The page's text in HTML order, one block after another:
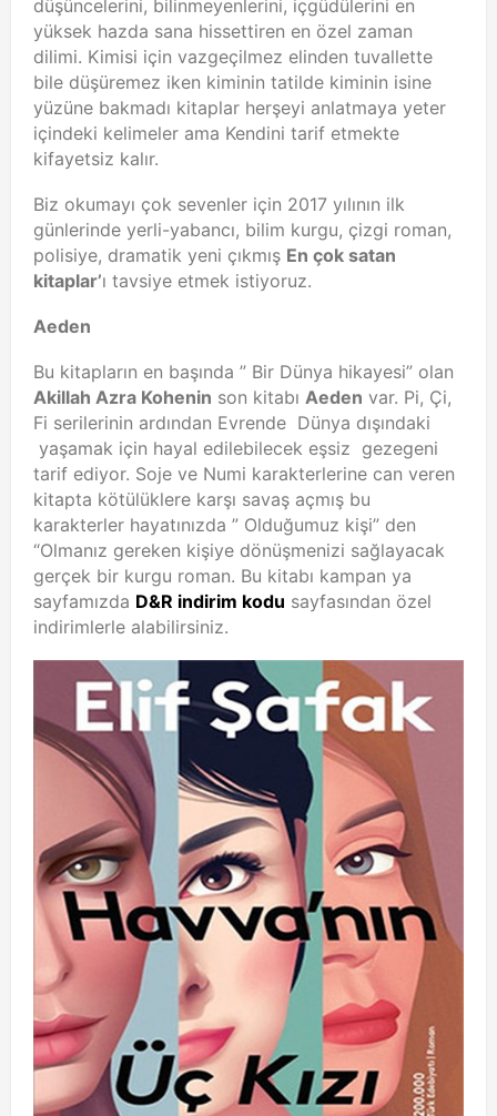
düşüncelerini, bilinmeyenlerini, içgüdülerini en
yüksek hazda sana hissettiren en özel zaman
dilimi. Kimisi için vazgeçilmez elinden tuvallette
bile düşüremez iken kiminin tatilde kiminin isine
yüzüne bakmadı kitaplar herşeyi anlatmaya yeter
içindeki kelimeler ama Kendini tarif etmekte
kifayetsiz kalır.
Biz okumayı çok sevenler için 2017 yılının ilk
günlerinde yerli-yabancı, bilim kurgu, çizgi roman,
polisiye, dramatik yeni çıkmış En çok satan
kitaplar’ı tavsiye etmek istiyoruz.
Aeden
Bu kitapların en başında ” Bir Dünya hikayesi” olan
Akillah Azra Kohenin son kitabı Aeden var. Pi, Çi,
Fi serilerinin ardından Evrende Dünya dışındaki
yaşamak için hayal edilebilecek eşsiz gezegeni
tarif ediyor. Soje ve Numi karakterlerine can veren
kitapta kötülüklere karşı savaş açmış bu
karakterler hayatınızda ” Olduğumuz kişi” den
“Olmanız gereken kişiye dönüşmenizi sağlayacak
gerçek bir kurgu roman. Bu kitabı kampan ya
sayfamızda D&R indirim kodu sayfasından özel
indirimlerle alabilirsiniz.